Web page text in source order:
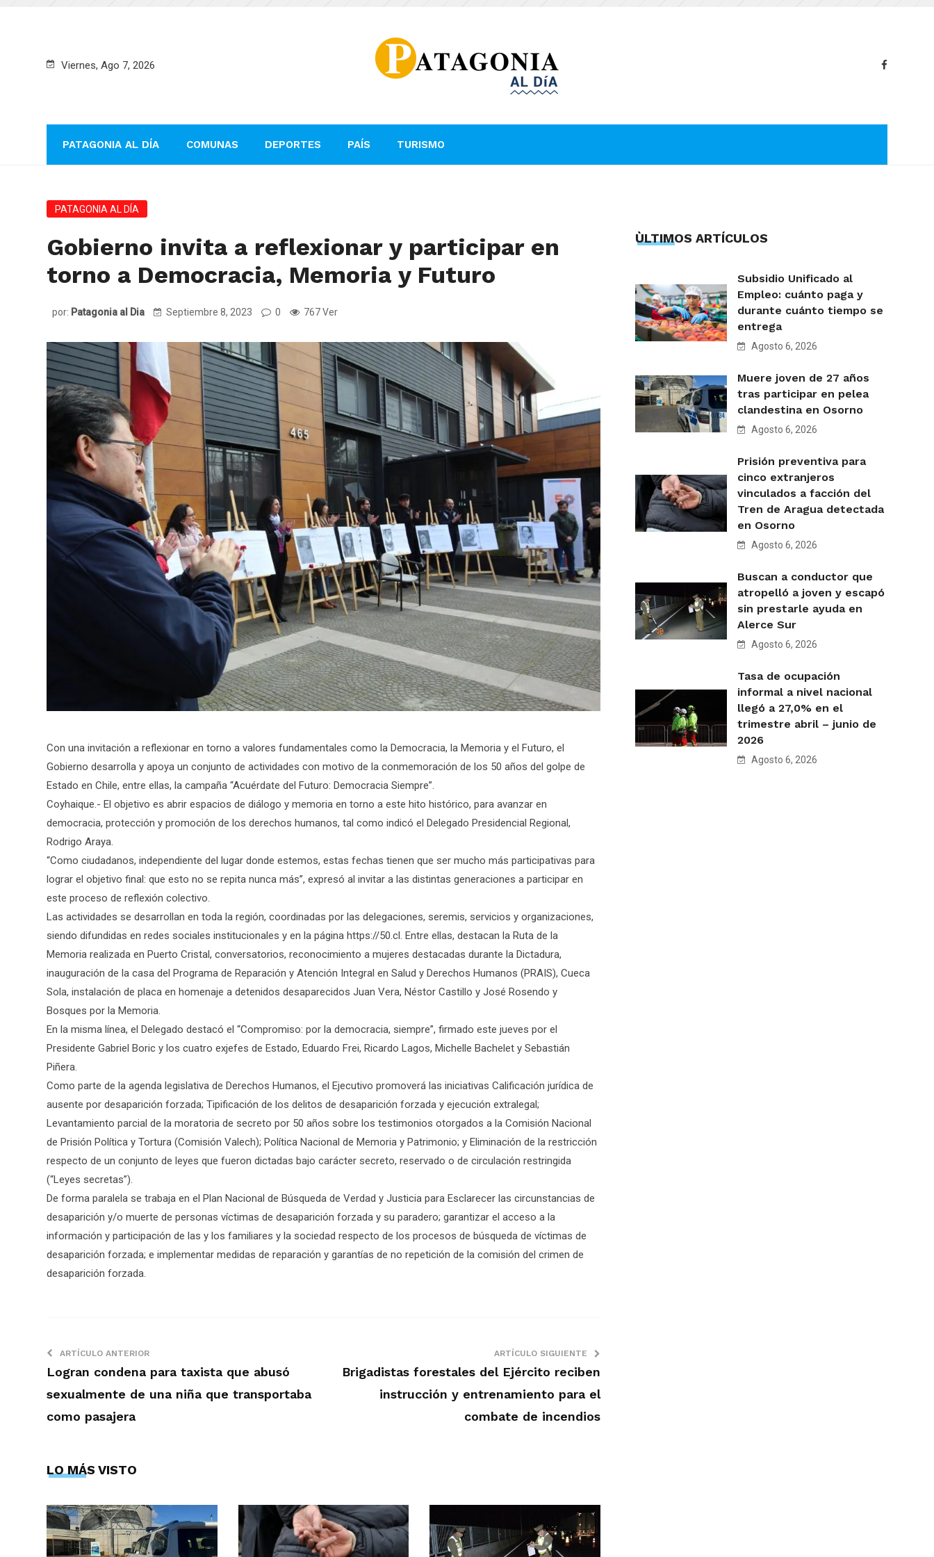
Viernes, Ago 7, 2026
PATAGONIA AL DÍA COMUNAS DEPORTES PAÍS TURISMO
PATAGONIA AL DÍA
Gobierno invita a reflexionar y participar en
torno a Democracia, Memoria y Futuro
por: Patagonia al Dia Septiembre 8, 2023 0 767 Ver
Con una invitación a reflexionar en torno a valores fundamentales como la Democracia, la Memoria y el Futuro, el
Gobierno desarrolla y apoya un conjunto de actividades con motivo de la conmemoración de los 50 años del golpe de
Estado en Chile, entre ellas, la campaña “Acuérdate del Futuro: Democracia Siempre”.
Coyhaique.- El objetivo es abrir espacios de diálogo y memoria en torno a este hito histórico, para avanzar en
democracia, protección y promoción de los derechos humanos, tal como indicó el Delegado Presidencial Regional,
Rodrigo Araya.
“Como ciudadanos, independiente del lugar donde estemos, estas fechas tienen que ser mucho más participativas para
lograr el objetivo final: que esto no se repita nunca más”, expresó al invitar a las distintas generaciones a participar en
este proceso de reflexión colectivo.
Las actividades se desarrollan en toda la región, coordinadas por las delegaciones, seremis, servicios y organizaciones,
siendo difundidas en redes sociales institucionales y en la página https://50.cl. Entre ellas, destacan la Ruta de la
Memoria realizada en Puerto Cristal, conversatorios, reconocimiento a mujeres destacadas durante la Dictadura,
inauguración de la casa del Programa de Reparación y Atención Integral en Salud y Derechos Humanos (PRAIS), Cueca
Sola, instalación de placa en homenaje a detenidos desaparecidos Juan Vera, Néstor Castillo y José Rosendo y
Bosques por la Memoria.
En la misma línea, el Delegado destacó el “Compromiso: por la democracia, siempre”, firmado este jueves por el
Presidente Gabriel Boric y los cuatro exjefes de Estado, Eduardo Frei, Ricardo Lagos, Michelle Bachelet y Sebastián
Piñera.
Como parte de la agenda legislativa de Derechos Humanos, el Ejecutivo promoverá las iniciativas Calificación jurídica de
ausente por desaparición forzada; Tipificación de los delitos de desaparición forzada y ejecución extralegal;
Levantamiento parcial de la moratoria de secreto por 50 años sobre los testimonios otorgados a la Comisión Nacional
de Prisión Política y Tortura (Comisión Valech); Política Nacional de Memoria y Patrimonio; y Eliminación de la restricción
respecto de un conjunto de leyes que fueron dictadas bajo carácter secreto, reservado o de circulación restringida
(“Leyes secretas”).
De forma paralela se trabaja en el Plan Nacional de Búsqueda de Verdad y Justicia para Esclarecer las circunstancias de
desaparición y/o muerte de personas víctimas de desaparición forzada y su paradero; garantizar el acceso a la
información y participación de las y los familiares y la sociedad respecto de los procesos de búsqueda de víctimas de
desaparición forzada; e implementar medidas de reparación y garantías de no repetición de la comisión del crimen de
desaparición forzada.
ARTÍCULO ANTERIOR
Logran condena para taxista que abusó
sexualmente de una niña que transportaba
como pasajera
ARTÍCULO SIGUIENTE
Brigadistas forestales del Ejército reciben
instrucción y entrenamiento para el
combate de incendios
LO MÁS VISTO
ÙLTIMOS ARTÍCULOS
Subsidio Unificado al
Empleo: cuánto paga y
durante cuánto tiempo se
entrega
Agosto 6, 2026
Muere joven de 27 años
tras participar en pelea
clandestina en Osorno
Agosto 6, 2026
Prisión preventiva para
cinco extranjeros
vinculados a facción del
Tren de Aragua detectada
en Osorno
Agosto 6, 2026
Buscan a conductor que
atropelló a joven y escapó
sin prestarle ayuda en
Alerce Sur
Agosto 6, 2026
Tasa de ocupación
informal a nivel nacional
llegó a 27,0% en el
trimestre abril – junio de
2026
Agosto 6, 2026